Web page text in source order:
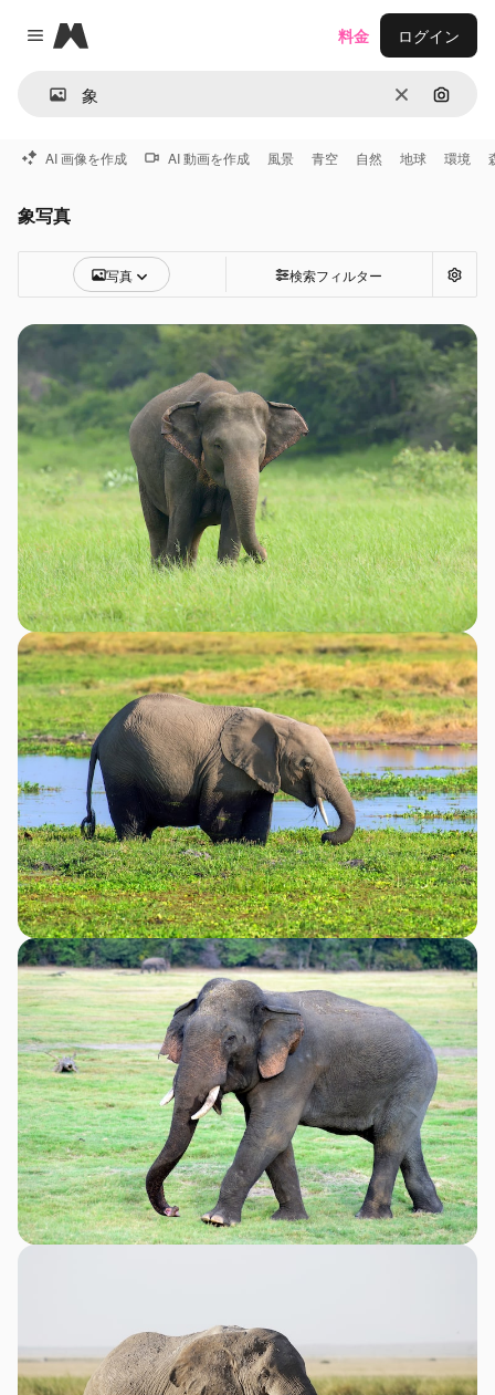
Close menu
Magnific
消去 画像で
料金 ログイン
AI 画像を作成 AI 動画を作成 風景 青空 自然 地球 環境
象写真
写真 検索フィルター